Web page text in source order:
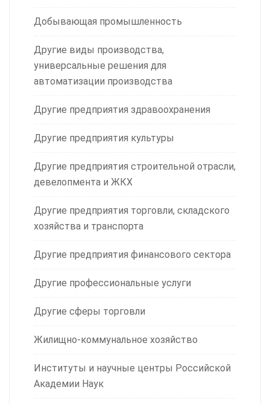
Добывающая промышленность
Другие виды производства,
универсальные решения для
автоматизации производства
Другие предприятия здравоохранения
Другие предприятия культуры
Другие предприятия строительной отрасли,
девелопмента и ЖКХ
Другие предприятия торговли, складского
хозяйства и транспорта
Другие предприятия финансового сектора
Другие профессиональные услуги
Другие сферы торговли
Жилищно-коммунальное хозяйство
Институты и научные центры Российской
Академии Наук